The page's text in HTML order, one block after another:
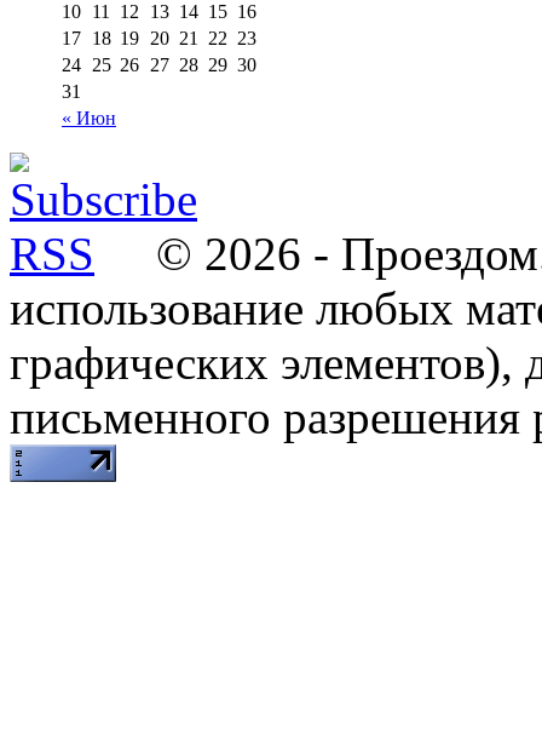
« Июн
10 11 12 13 14 15 16
17 18 19 20 21 22 23
24 25 26 27 28 29 30
31
© 2026 -
использование любых
графических элементов),
письменного разрешения